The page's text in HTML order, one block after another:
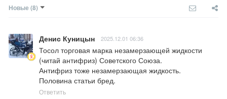
Новые (8)
Денис Куницын 2025.12.01 06:36
Тосол торговая марка незамерзающей жидкости
(читай антифриз) Советского Союза.
Антифриз тоже незамерзающая жидкость.
Половина статьи бред.
Ответить